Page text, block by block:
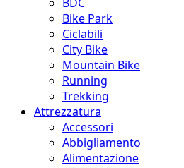
Bike Park
Ciclabili
City Bike
Mountain Bike
Running
Trekking
Attrezzatura
Accessori
Abbigliamento
Alimentazione